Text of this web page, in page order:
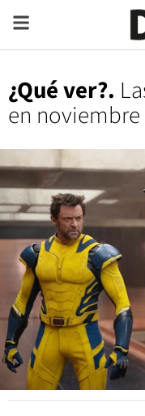
¿Qué ver?.
en noviembre